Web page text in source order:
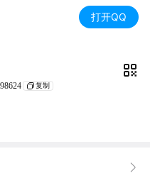
打开QQ
复制